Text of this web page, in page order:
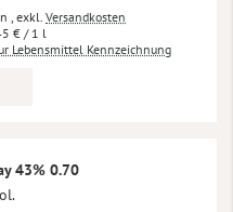
, exkl. Versandkosten
€ / 1 l
Lebensmittel Kennzeichnung
43% 0.70